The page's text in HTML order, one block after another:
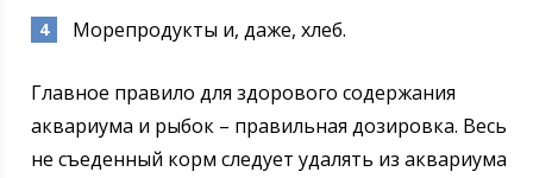
Морепродукты и, даже, хлеб.
Главное правило для здорового содержания
аквариума и рыбок – правильная дозировка. Весь
не съеденный корм следует удалять из аквариума